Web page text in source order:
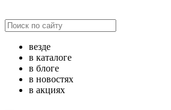
везде
в каталоге
в блоге
в новостях
в акциях